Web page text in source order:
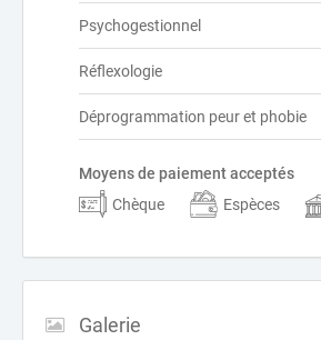
Psychogestionnel
Réflexologie
Déprogrammation peur et phobie
Moyens de paiement acceptés
Chèque
Espèces
Galerie